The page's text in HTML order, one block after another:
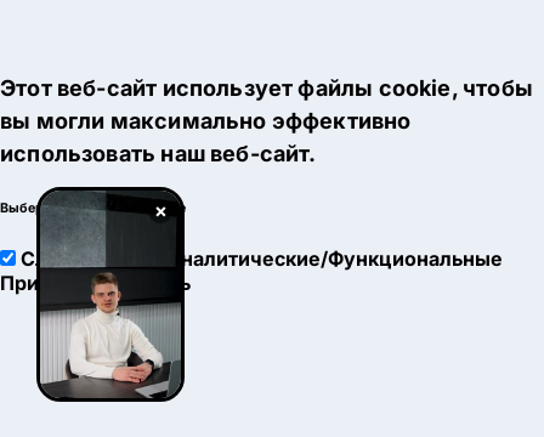
×
Этот веб-сайт использует файлы cookie, чтобы
вы могли максимально эффективно
использовать наш веб-сайт.
Выберите настройки cookie
Служебные
Аналитические/Функциональные
Принять
Настроить